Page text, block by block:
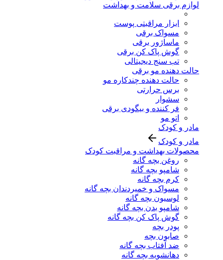
لوازم برقی سلامت و بهداشت
ابزار مراقبتی پوست
مسواک برقی
ماساژور برقی
گوش پاک کن برقی
تب سنج دیجیتالی
حالت دهنده مو برقی
حالت دهنده چندکاره مو
برس حرارتی
سشوار
فر کننده و بیگودی برقی
اتو مو
مادر و کودک
مادر و کودک
محصولات بهداشت و مراقبت کودک
روغن بچه گانه
شامپو بچه گانه
کرم بچه گانه
مسواک و خمیردندان بچه گانه
لوسیون بچه گانه
شامپو بدن بچه گانه
گوش پاک کن بچه گانه
پودر بچه
صابون بچه
ضد آفتاب بچه گانه
دهانشویه بچه گانه